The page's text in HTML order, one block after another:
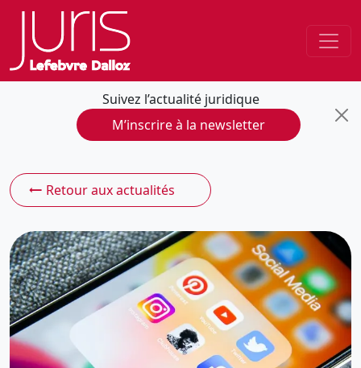
Suivez l’actualité juridique
M’inscrire à la newsletter
Retour aux actualités